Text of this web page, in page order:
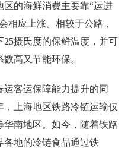
的海鲜消费主要靠“运进
相应上涨。相较于公路，
摄氏度的保鲜温度，并可
高又节能环保。
客运保障能力提升的同
上海地区铁路冷链运输仅
南地区。如今，随着铁路
各地的冷链食品通过铁